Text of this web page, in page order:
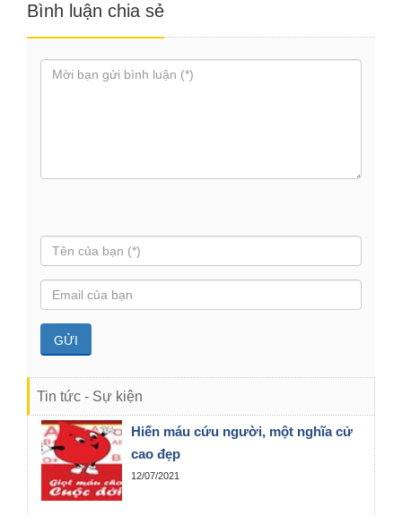
Bình luận chia sẻ
Tin tức - Sự kiện
Hiến máu cứu người, một nghĩa cử
cao đẹp
12/07/2021